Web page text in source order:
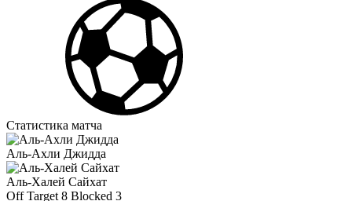
Статистика матча
Аль-Ахли Джидда
Аль-Халей Сайхат
Off Target 8 Blocked 3